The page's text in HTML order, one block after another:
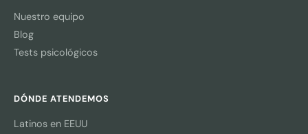
Nuestro equipo
Blog
Tests psicológicos
DÓNDE ATENDEMOS
Latinos en EEUU